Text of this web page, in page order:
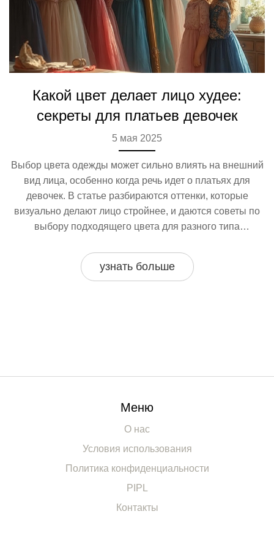
Какой цвет делает лицо худее:
секреты для платьев девочек
5 мая 2025
Выбор цвета одежды может сильно влиять на внешний
вид лица, особенно когда речь идет о платьях для
девочек. В статье разбираются оттенки, которые
визуально делают лицо стройнее, и даются советы по
выбору подходящего цвета для разного типа
кроя платья до аксессуаров, которые усиливают
эффект. Всё максимально понятно и с примерами,
узнать больше
Меню
О нас
Условия использования
Политика конфиденциальности
PIPL
Контакты